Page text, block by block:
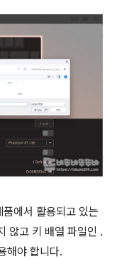
에서 활용되고 있는
않고 키 배열 파일인 .
해야 합니다.